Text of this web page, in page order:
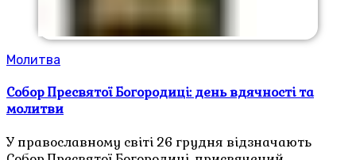
Молитва
Собор Пресвятої Богородиці: день вдячності та
молитви
У православному світі 26 грудня відзначають